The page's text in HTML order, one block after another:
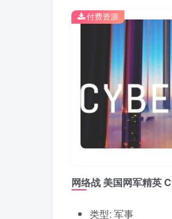
付费资源
网络战 美国网军精英
类型: 军事